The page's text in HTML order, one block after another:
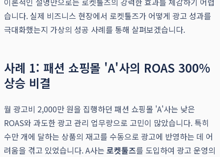
습니다. 실제 비즈니스 현장에서 로켓툴즈가 어떻게 광고 성과를
극대화했는지 가상의 성공 사례를 통해 살펴보겠습니다.
사례 1: 패션 쇼핑몰 'A'사의 ROAS 300%
상승 비결
월 광고비 2,000만 원을 집행하던 패션 쇼핑몰 'A'사는 낮은
ROAS와 과도한 광고 관리 업무량으로 고민이 많았습니다. 특히
수만 개에 달하는 상품의 재고를 수동으로 광고에 반영하는 데 어
려움을 겪고 있었습니다. A사는 로켓툴즈를 도입하여 광고 운영의